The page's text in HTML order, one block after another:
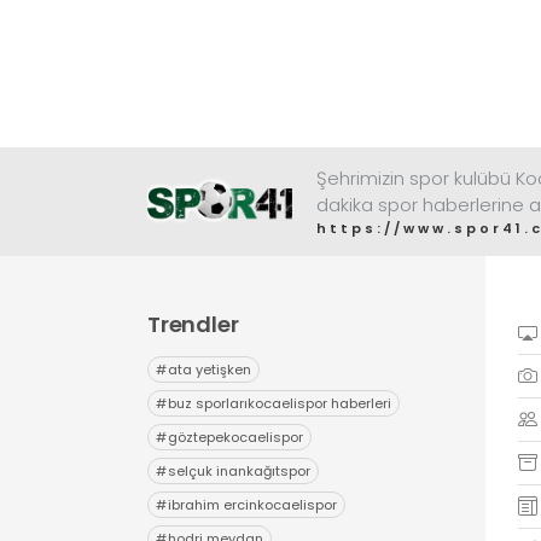
Şehrimizin spor kulübü
dakika spor haberlerine
https://
Trendler
#ata yetişken
#buz sporlarıkocaelispor haberleri
#göztepekocaelispor
#selçuk inankağıtspor
#ibrahim ercinkocaelispor